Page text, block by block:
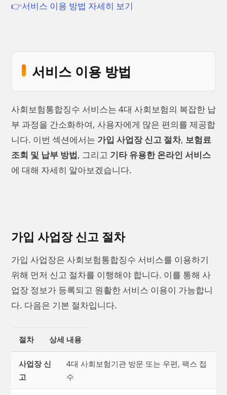
👉서비스 이용 방법 자세히 보기
서비스 이용 방법
사회보험통합징수 서비스는 4대 사회보험의 복잡한 납
부 과정을 간소화하여, 사용자에게 많은 편의를 제공합
니다. 이번 섹션에서는 가입 사업장 신고 절차, 보험료
조회 및 납부 방법, 그리고 기타 유용한 온라인 서비스
에 대해 자세히 알아보겠습니다.
가입 사업장 신고 절차
가입 사업장은 사회보험통합징수 서비스를 이용하기
위해 먼저 신고 절차를 이행해야 합니다. 이를 통해 사
업장 정보가 등록되고 원활한 서비스 이용이 가능합니
다. 다음은 기본 절차입니다.
절차 상세 내용
사업장 신
고
4대 사회보험기관 방문 또는 우편, 팩스 접
수